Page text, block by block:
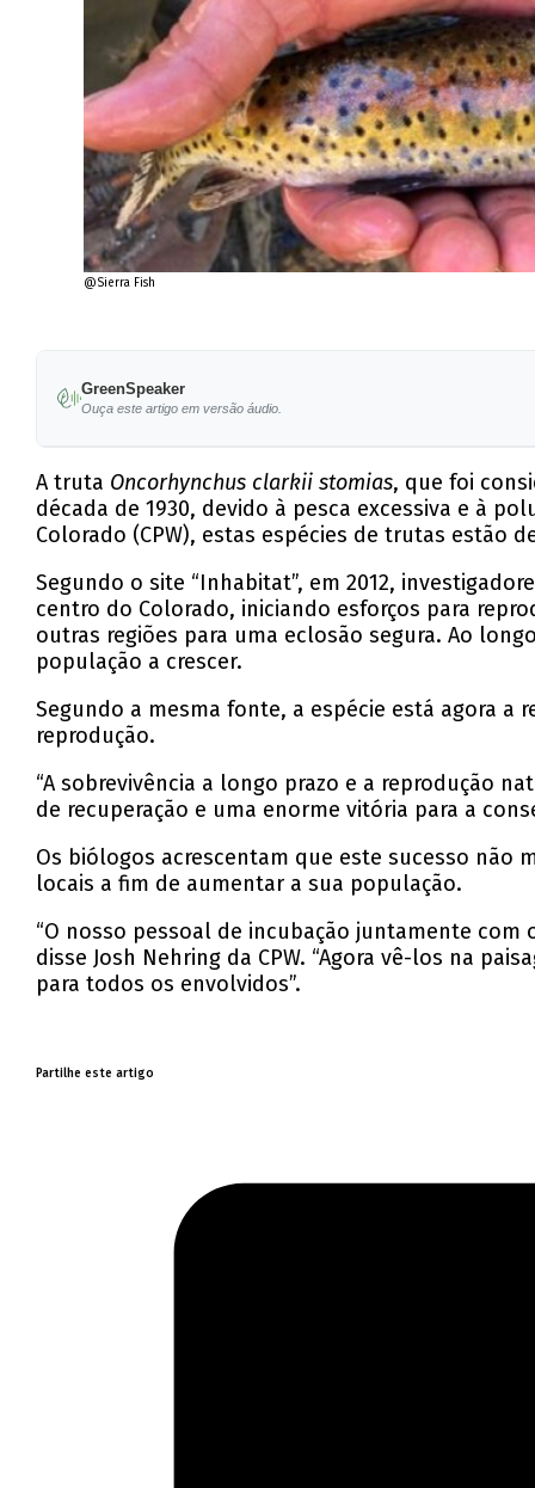
@Sierra Fish
GreenSpeaker
Ouça este artigo em versão áudio.
A truta Oncorhynchus clarkii stomias, que foi
década de 1930, devido à pesca excessiva e à
Colorado (CPW), estas espécies de trutas estão
Segundo o site “Inhabitat”, em 2012,
centro do Colorado, iniciando esforços para
outras regiões para uma eclosão segura. Ao
população a crescer.
Segundo a mesma fonte, a espécie está agora
reprodução.
“A sobrevivência a longo prazo e a reprodução
de recuperação e uma enorme vitória para a
Os biólogos acrescentam que este sucesso não
locais a fim de aumentar a sua população.
“O nosso pessoal de incubação juntamente
disse Josh Nehring da CPW. “Agora vê-los na
para todos os envolvidos”.
Partilhe este artigo